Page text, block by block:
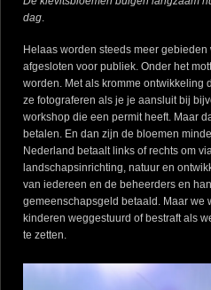
dag
Helaas worden steeds meer
afgesloten voor publiek. Onder het
worden. Met als kromme ontwikkeling
ze fotograferen als je je aansluit bij
workshop die een permit heeft. Maar
betalen. En dan zijn de bloemen
Nederland betaalt links of rechts om
landschapsinrichting, natuur en
van iedereen en de beheerders en
gemeenschapsgeld betaald. Maar we
kinderen weggestuurd of bestraft als
te zetten.